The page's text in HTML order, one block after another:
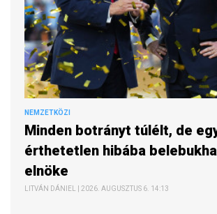
NEMZETKÖZI
Minden botrányt túlélt, de
érthetetlen hibába
elnöke
LITVÁN DÁNIEL | 2026. AUGUSZTUS 6. 14:13